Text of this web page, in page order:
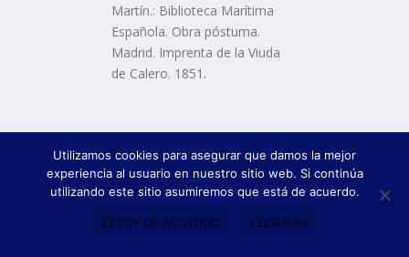
Martí­n.: Biblioteca Marí­tima
Española. Obra póstuma.
Madrid. Imprenta de la Viuda
de Calero. 1851.
COMENTAR
Tu dirección de correo electrónico no será publicada.
Utilizamos cookies para asegurar que damos la mejor
experiencia al usuario en nuestro sitio web. Si continúa
utilizando este sitio asumiremos que está de acuerdo.
ESTOY DE ACUERDO LEER MÁS